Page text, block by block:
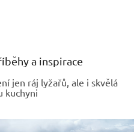
a inspirace
jen ráj lyžařů, ale i skvělá
kuchyni